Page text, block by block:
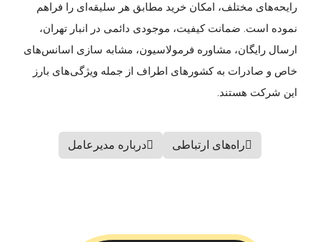
رایحه‌های مختلف، امکان خرید مطابق هر سلیقه‌ای را فراهم
نموده است. ضمانت کیفیت، موجودی دائمی در انبار تهران،
ارسال رایگان، مشاوره فرمولاسیون، مشابه سازی اسانس‌های
خاص و صادرات به کشورهای اطراف از جمله ویژگی‌های بارز
این شرکت هستند.
راه‌های ارتباطی درباره مدیرعامل